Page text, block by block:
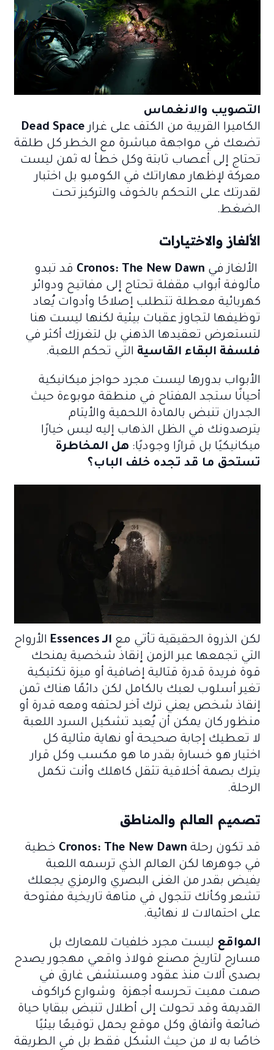
التصويب والانغماس
الكاميرا القريبة من الكتف على غرارDead Space
تضعك في مواجهة مباشرة مع الخطر كل طلقة
تحتاج إلى أعصاب ثابتة وكل خطأ له ثمن ليست
معركة لإظهار مهاراتك في الكومبو بل اختبار
لقدرتك على التحكم بالخوف والتركيز تحت
الضغط.
الألغاز والاختيارات
الألغاز في Cronos: The New Dawn قد تبدو
مألوفة أبواب مقفلة تحتاج إلى مفاتيح ودوائر
كهربائية معطلة تتطلب إصلاحًا وأدوات يُعاد
توظيفها لتجاوز عقبات بيئية لكنها ليست هنا
لتستعرض تعقيدها الذهني بل لتغرزك أكثر في
فلسفة البقاء القاسية التي تحكم اللعبة.
الأبواب بدورها ليست مجرد حواجز ميكانيكية
أحيانًا ستجد المفتاح في منطقة موبوءة حيث
الجدران تنبض بالمادة اللحمية والأيتام
يترصدونك في الظل الذهاب إليه ليس خيارًا
ميكانيكيًا بل قرارًا وجوديًا: هل المخاطرة
تستحق ما قد تجده خلف الباب؟
لكن الذروة الحقيقية تأتي مع الـ Essences
الأرواح
التي تجمعها عبر الزمن إنقاذ شخصية يمنحك
قوة فريدة قدرة قتالية إضافية أو ميزة تكتيكية
تغير أسلوب لعبك بالكامل لكن دائمًا هناك ثمن
إنقاذ شخص يعني ترك آخر لحتفه ومعه قدرة أو
منظور كان يمكن أن يُعيد تشكيل السرد اللعبة
لا تعطيك إجابة صحيحة أو نهاية مثالية كل
اختيار هو خسارة بقدر ما هو مكسب وكل قرار
يترك بصمة أخلاقية تثقل كاهلك وأنت تكمل
الرحلة.
تصميم العالم والمناطق
قد تكون رحلة Cronos: The New Dawn خطية
في جوهرها لكن العالم الذي ترسمه اللعبة
يفيض بقدر من الغنى البصري والرمزي يجعلك
تشعر وكأنك تتجول في متاهة تاريخية مفتوحة
على احتمالات لا نهائية.
المواقع ليست مجرد خلفيات للمعارك بل
مسارح لتاريخ مصنع فولاذ واقعي مهجور يصدح
بصدى آلات منذ عقود ومستشفى غارق في
صمت مميت تحرسه أجهزة وشوارع كراكوف
القديمة وقد تحولت إلى أطلال تنبض ببقايا حياة
ضائعة وأنفاق وكل موقع يحمل توقيعًا بيئيًا
خاصًا به لا من حيث الشكل فقط بل في الطريقة